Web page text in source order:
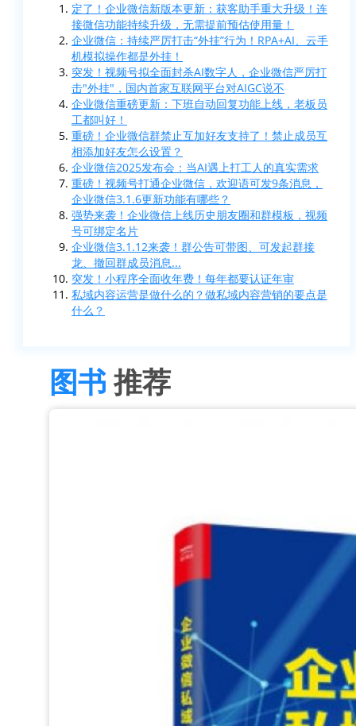
定了！企业微信新版本更新：获客助手重大升级！连
接微信功能持续升级，无需提前预估使用量！
企业微信：持续严厉打击“外挂”行为！RPA+AI、云手
机模拟操作都是外挂！
突发！视频号拟全面封杀AI数字人，企业微信严厉打
击"外挂"，国内首家互联网平台对AIGC说不
企业微信重磅更新：下班自动回复功能上线，老板员
工都叫好！
重磅！企业微信群禁止互加好友支持了！禁止成员互
相添加好友怎么设置？
企业微信2025发布会：当AI遇上打工人的真实需求
重磅！视频号打通企业微信，欢迎语可发9条消息，
企业微信3.1.6更新功能有哪些？
强势来袭！企业微信上线历史朋友圈和群模板，视频
号可绑定名片
企业微信3.1.12来袭！群公告可带图、可发起群接
龙、撤回群成员消息...
突发！小程序全面收年费！每年都要认证年审
私域内容运营是做什么的？做私域内容营销的要点是
什么？
图书推荐